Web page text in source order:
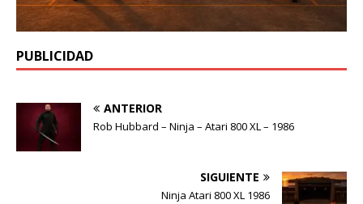
PUBLICIDAD
ANTERIOR
Rob Hubbard – Ninja – Atari 800 XL – 1986
SIGUIENTE
Ninja Atari 800 XL 1986